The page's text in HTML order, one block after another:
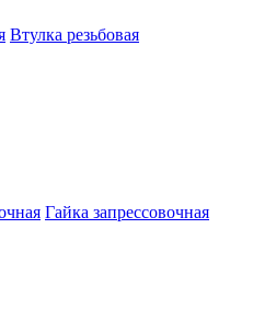
Втулка резьбовая
Гайка запрессовочная